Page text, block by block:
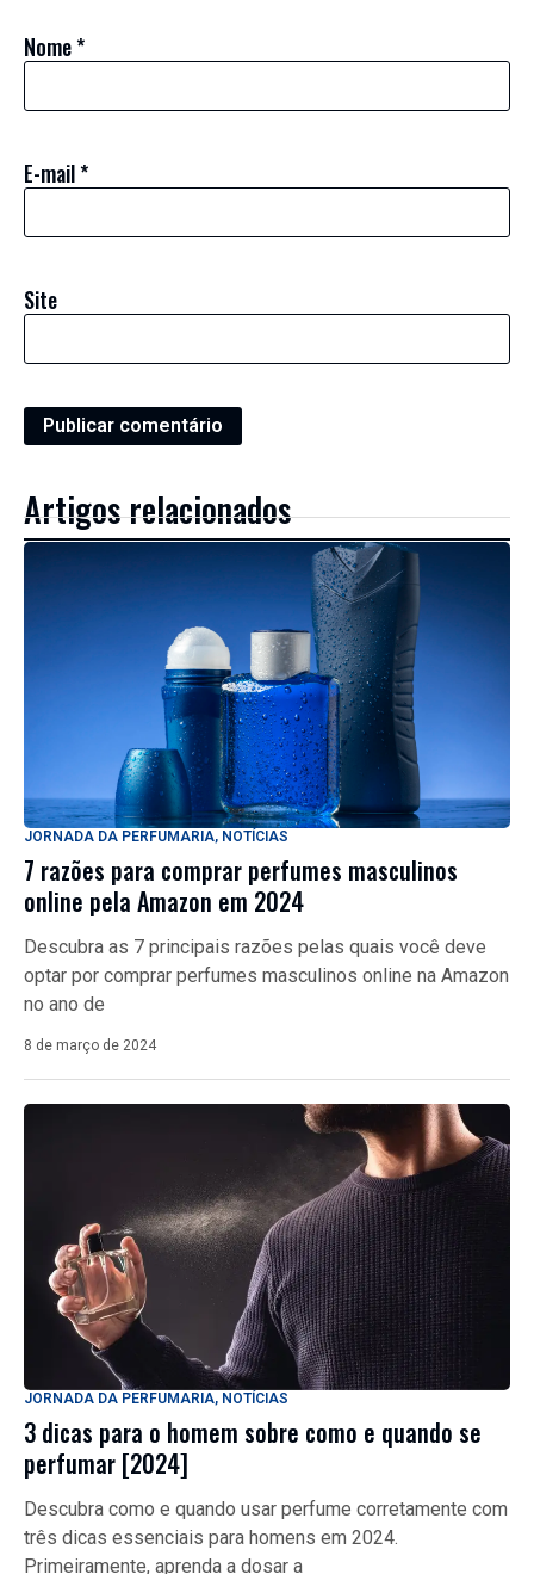
Nome*
E-mail*
Site
Artigos relacionados
JORNADA DA PERFUMARIA, NOTÍCIAS
7 razões para comprar perfumes masculinos
online pela Amazon em 2024
Descubra as 7 principais razões pelas quais você deve
optar por comprar perfumes masculinos online na Amazon
no ano de
8 de março de 2024
JORNADA DA PERFUMARIA, NOTÍCIAS
3 dicas para o homem sobre como e quando se
perfumar [2024]
Descubra como e quando usar perfume corretamente com
três dicas essenciais para homens em 2024.
Primeiramente, aprenda a dosar a